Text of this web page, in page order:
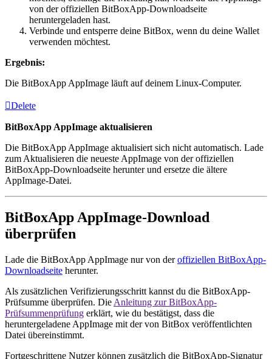
von der offiziellen BitBoxApp-Downloadseite
heruntergeladen hast.
Verbinde und entsperre deine BitBox, wenn du deine Wallet
verwenden möchtest.
Ergebnis:
Die BitBoxApp AppImage läuft auf deinem Linux-Computer.
Delete
BitBoxApp AppImage aktualisieren
Die BitBoxApp AppImage aktualisiert sich nicht automatisch. Lade
zum Aktualisieren die neueste AppImage von der offiziellen
BitBoxApp-Downloadseite herunter und ersetze die ältere
AppImage-Datei.
BitBoxApp AppImage-Download
überprüfen
Lade die BitBoxApp AppImage nur von deroffiziellen BitBoxApp-
Downloadseite herunter.
Als zusätzlichen Verifizierungsschritt kannst du die BitBoxApp-
Prüfsumme überprüfen. Die Anleitung zur BitBoxApp-
Prüfsummenprüfung erklärt, wie du bestätigst, dass die
heruntergeladene AppImage mit der von BitBox veröffentlichten
Datei übereinstimmt.
Fortgeschrittene Nutzer können zusätzlich die BitBoxApp-Signatur